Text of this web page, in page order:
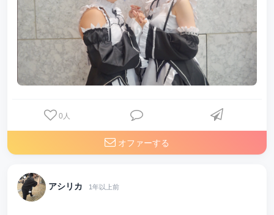
0 人
オファーする
アシリカ 1年以上前